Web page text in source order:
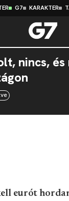
G7 KARAKTER
nincs, és
eurót